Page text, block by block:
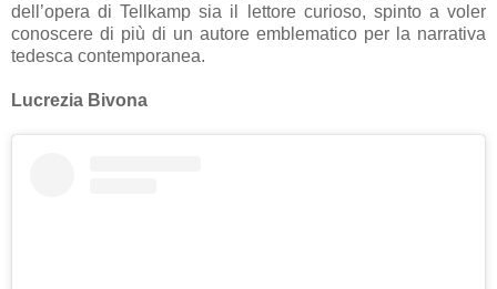
dell’opera di Tellkamp sia il lettore curioso, spinto a voler
conoscere di più di un autore emblematico per la narrativa
tedesca contemporanea.
Lucrezia Bivona